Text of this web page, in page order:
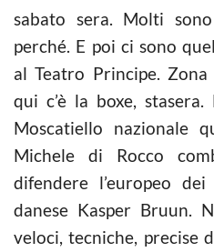
sabato sera. Molti
perché. E poi ci sono
al Teatro Principe.
qui c’è la boxe,
Moscatiello nazionale
Michele di Rocco
difendere l’europeo
danese Kasper Bruun.
veloci, tecniche, precise